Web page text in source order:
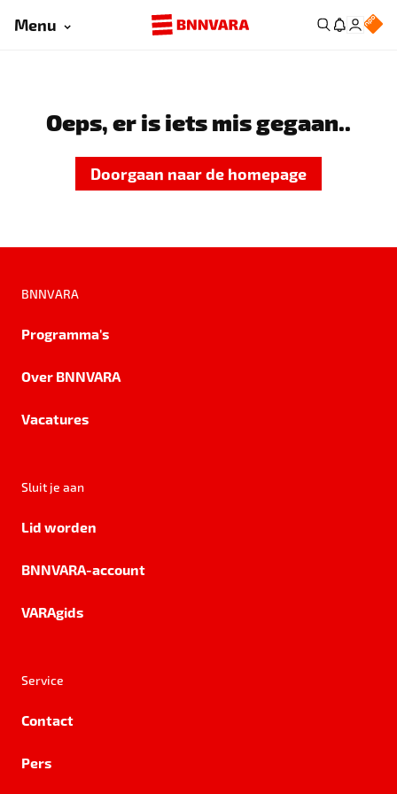
Menu
Oeps, er is iets mis gegaan..
Doorgaan naar de homepage
BNNVARA
Programma's
Over BNNVARA
Vacatures
Sluit je aan
Lid worden
BNNVARA-account
VARAgids
Service
Contact
Pers